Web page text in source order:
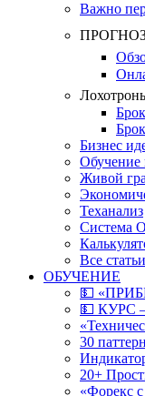
Важно
Бизнес
Живой
Теханализ
Система
Все статьи
ОБУЧЕНИЕ
💵
💵 КУРС
30
20+
«Форекс